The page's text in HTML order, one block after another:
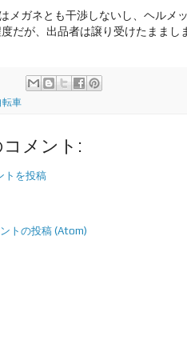
メガネとも干渉しないし、ヘルメ
だが、出品者は譲り受けたままし
転車
コメント:
トを投稿
トの投稿 (Atom)